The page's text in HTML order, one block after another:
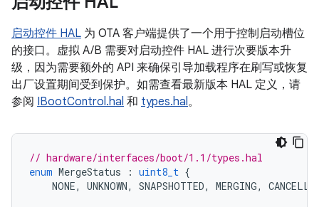
启动控件 HAL 为 OTA 客户端提供了一个用于控制启动槽位
的接口。虚拟 A/B 需要对启动控件 HAL 进行次要版本升
级，因为需要额外的 API 来确保引导加载程序在刷写或恢复
出厂设置期间受到保护。如需查看最新版本 HAL 定义，请
参阅 IBootControl.hal 和 types.hal。
// hardware/interfaces/boot/1.1/types.hal
enum MergeStatus : uint8_t {
NONE, UNKNOWN, SNAPSHOTTED, MERGING,